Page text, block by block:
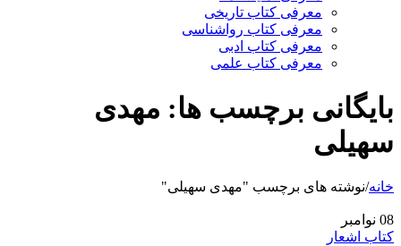
معرفی کتاب تاریخی
معرفی کتاب رواشناسی
معرفی کتاب ادبی
معرفی کتاب علمی
بایگانی برچسب ها: مهدی
سهیلی
خانه/نوشته های برچسب "مهدی سهیلی"
08 نوامبر
کتاب اشعار